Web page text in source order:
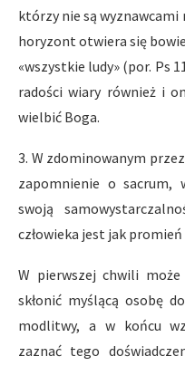
którzy nie są wyznawcami
horyzont otwiera się
«wszystkie ludy» (por. Ps
radości wiary również i
wielbić Boga.
3. W zdominowanym
zapomnienie o sacrum,
swoją
człowieka jest jak
W pierwszej chwili
skłonić myślącą osobę
modlitwy, a w końcu
zaznać tego